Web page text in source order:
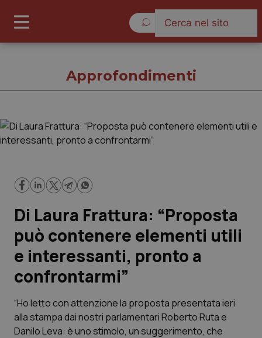
Governo e Parlamento
Regioni e Asl
Lavoro e Professioni
Studi e Analisi
Approfondimenti
Di Laura Frattura: “Proposta
può contenere elementi utili
e interessanti, pronto a
confrontarmi”
“Ho letto con attenzione la proposta presentata ieri
alla stampa dai nostri parlamentari Roberto Ruta e
Danilo Leva: è uno stimolo, un suggerimento, che